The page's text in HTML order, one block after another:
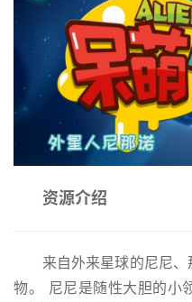
资源介绍
来自外来星球的尼尼
物。 尼尼是随性大胆的小